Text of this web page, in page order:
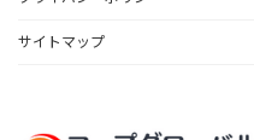
サイトマップ